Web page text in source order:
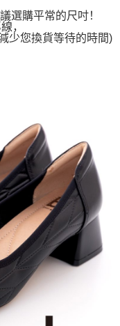
選購平常的尺吋！
，
少您換貨等待的時間)